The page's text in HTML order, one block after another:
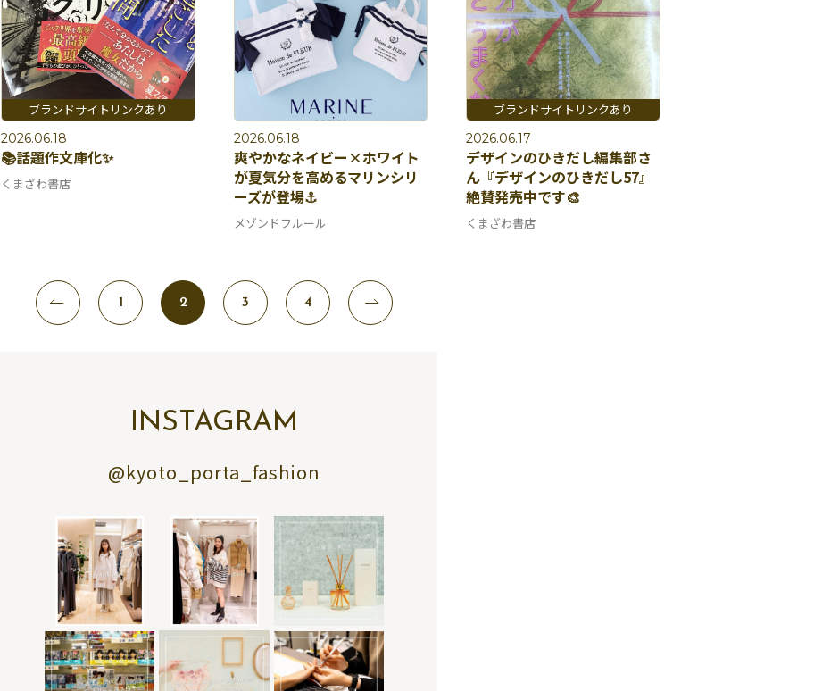
2026.06.18
📚話題作文庫化✨
くまざわ書店
2026.06.18
爽やかなネイビー×ホワイト
が夏気分を高めるマリンシリ
ーズが登場⚓️
メゾンドフルール
2026.06.17
デザインのひきだし編集部さ
ん『デザインのひきだし57』
絶賛発売中です🎨
くまざわ書店
1 2 3 4
INSTAGRAM
@kyoto_porta_fashion